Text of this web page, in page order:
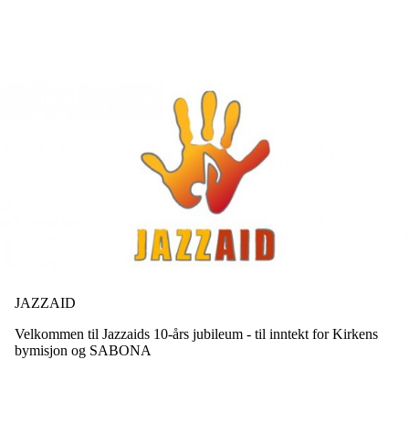
JAZZAID
Velkommen til Jazzaids 10-års jubileum - til inntekt for Kirkens
bymisjon og SABONA